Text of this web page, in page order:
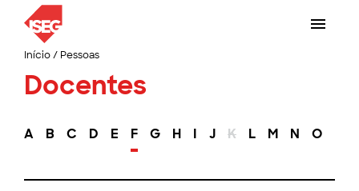
Início/ Pessoas
Docentes
A B C D E F G H I J K L M N O